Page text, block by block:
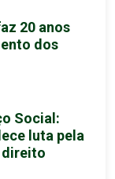
20 anos
dos
Social:
luta pela
direito